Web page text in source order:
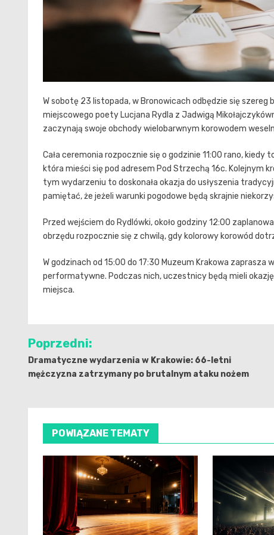
W sobotę 23 listopada, w Bronowicach odbędzie się
miejscowego poety Lucjana Rydla z Jadwigą
zaczynają swoje obchody wielobarwnym korowodem
Cała ceremonia rozpocznie się o godzinie 11:00 rano,
która mieści się pod adresem Pod Strzechą 16c. Kolejnym
tym wydarzeniu to doskonała okazja do usłyszenia
pamiętać, że jeżeli warunki pogodowe będą skrajnie
Przed wejściem do Rydlówki, około godziny 12:00
obrzędu rozpocznie się z chwilą, gdy kolorowy korowód
W godzinach od 15:00 do 17:30 Muzeum Krakowa
performatywne. Podczas nich, uczestnicy będą mieli
miejsca.
Nawigacja
wpisu
Poprzedni:
Dramatyczne wydarzenia w Krakowie: 66-letni
mężczyzna zatrzymany po brutalnym ataku nożem
POWIĄZANE TEMATY